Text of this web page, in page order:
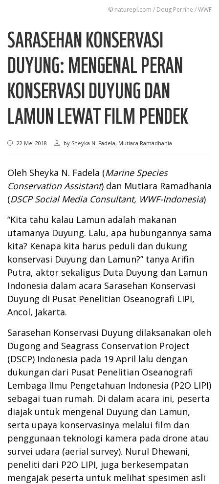
© naturepl.com / Doug Perrine / WWF
SARASEHAN KONSERVASI
DUYUNG: MENGENAL PERAN
KONSERVASI DUYUNG DAN
LAMUN LEWAT FILM PENDEK
22 Mei 2018 by Sheyka N. Fadela, Mutiara Ramadhania
Oleh Sheyka N. Fadela (Marine Species
Conservation Assistant) dan Mutiara Ramadhania
(DSCP Social Media Consultant, WWF-Indonesia)
“Kita tahu kalau Lamun adalah makanan
utamanya Duyung. Lalu, apa hubungannya sama
kita? Kenapa kita harus peduli dan dukung
konservasi Duyung dan Lamun?” tanya Arifin
Putra, aktor sekaligus Duta Duyung dan Lamun
Indonesia dalam acara Sarasehan Konservasi
Duyung di Pusat Penelitian Oseanografi LIPI,
Ancol, Jakarta.
Sarasehan Konservasi Duyung dilaksanakan oleh
Dugong and Seagrass Conservation Project
(DSCP) Indonesia pada 19 April lalu dengan
dukungan dari Pusat Penelitian Oseanografi
Lembaga Ilmu Pengetahuan Indonesia (P2O LIPI)
sebagai tuan rumah. Di dalam acara ini, peserta
diajak untuk mengenal Duyung dan Lamun,
serta upaya konservasinya melalui film dan
penggunaan teknologi kamera pada drone atau
survei udara (aerial survey). Nurul Dhewani,
peneliti dari P2O LIPI, juga berkesempatan
mengajak peserta untuk melihat spesimen asli